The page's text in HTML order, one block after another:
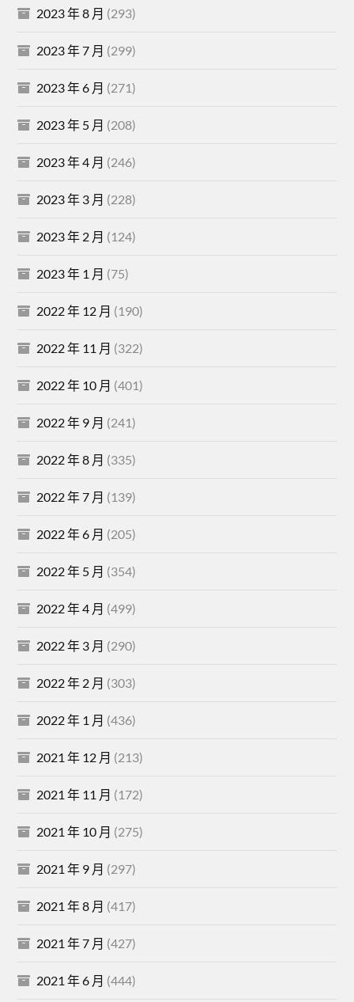
2023 年 8 月 (293)
2023 年 7 月 (299)
2023 年 6 月 (271)
2023 年 5 月 (208)
2023 年 4 月 (246)
2023 年 3 月 (228)
2023 年 2 月 (124)
2023 年 1 月 (75)
2022 年 12 月 (190)
2022 年 11 月 (322)
2022 年 10 月 (401)
2022 年 9 月 (241)
2022 年 8 月 (335)
2022 年 7 月 (139)
2022 年 6 月 (205)
2022 年 5 月 (354)
2022 年 4 月 (499)
2022 年 3 月 (290)
2022 年 2 月 (303)
2022 年 1 月 (436)
2021 年 12 月 (213)
2021 年 11 月 (172)
2021 年 10 月 (275)
2021 年 9 月 (297)
2021 年 8 月 (417)
2021 年 7 月 (427)
2021 年 6 月 (444)